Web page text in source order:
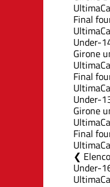
Ultima
Final
Ultima
Under-
Girone
Ultima
Final
Ultima
Under-
Girone
Ultima
Final
Ultima
Under-
Ultima